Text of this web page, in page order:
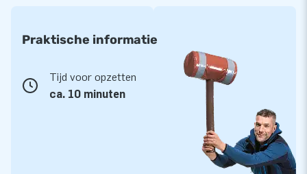
Praktische informatie
Tijd voor opzetten
ca. 10 minuten